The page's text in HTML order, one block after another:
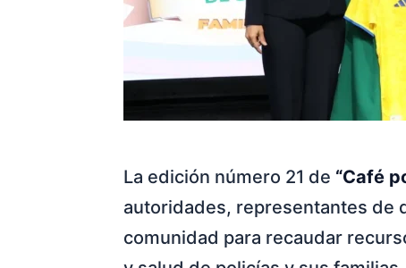
La edición número 21 de “Café
autoridades, representantes de
comunidad para recaudar